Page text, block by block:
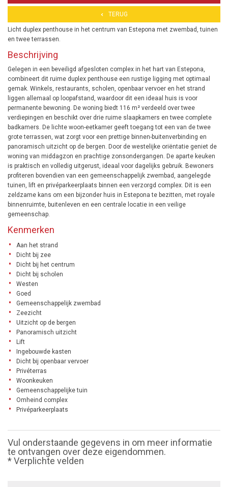
TERUG
Licht duplex penthouse in het centrum van Estepona met zwembad, tuinen
en twee terrassen.
Beschrijving
Gelegen in een beveiligd afgesloten complex in het hart van Estepona,
combineert dit ruime duplex penthouse een rustige ligging met optimaal
gemak. Winkels, restaurants, scholen, openbaar vervoer en het strand
liggen allemaal op loopafstand, waardoor dit een ideaal huis is voor
permanente bewoning. De woning biedt 116 m² verdeeld over twee
verdiepingen en beschikt over drie ruime slaapkamers en twee complete
badkamers. De lichte woon-eetkamer geeft toegang tot een van de twee
grote terrassen, wat zorgt voor een prettige binnen-buitenverbinding en
panoramisch uitzicht op de bergen. Door de westelijke oriëntatie geniet de
woning van middagzon en prachtige zonsondergangen. De aparte keuken
is praktisch en volledig uitgerust, ideaal voor dagelijks gebruik. Bewoners
profiteren bovendien van een gemeenschappelijk zwembad, aangelegde
tuinen, lift en privéparkeerplaats binnen een verzorgd complex. Dit is een
zeldzame kans om een bijzonder huis in Estepona te bezitten, met royale
binnenruimte, buitenleven en een centrale locatie in een veilige
gemeenschap.
Kenmerken
Aan het strand
Dicht bij zee
Dicht bij het centrum
Dicht bij scholen
Westen
Goed
Gemeenschappelijk zwembad
Zeezicht
Uitzicht op de bergen
Panoramisch uitzicht
Lift
Ingebouwde kasten
Dicht bij openbaar vervoer
Privéterras
Woonkeuken
Gemeenschappelijke tuin
Omheind complex
Privéparkeerplaats
Vul onderstaande gegevens in om meer informatie
te ontvangen over deze eigendommen.
* Verplichte velden